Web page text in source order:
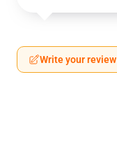
Write your review